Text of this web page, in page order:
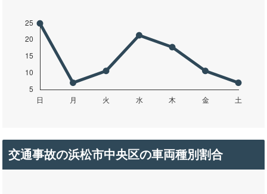
交通事故の浜松市中央区の車両種別割合